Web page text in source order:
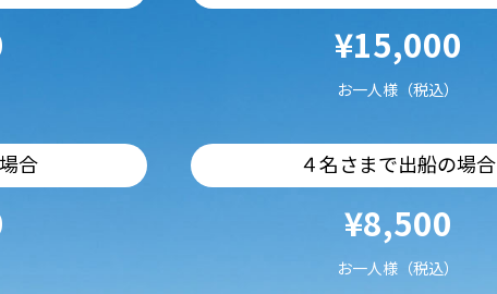
¥15,000
お一人様（税込）
合 ４名さまで出船の場合
¥8,500
お一人様（税込）